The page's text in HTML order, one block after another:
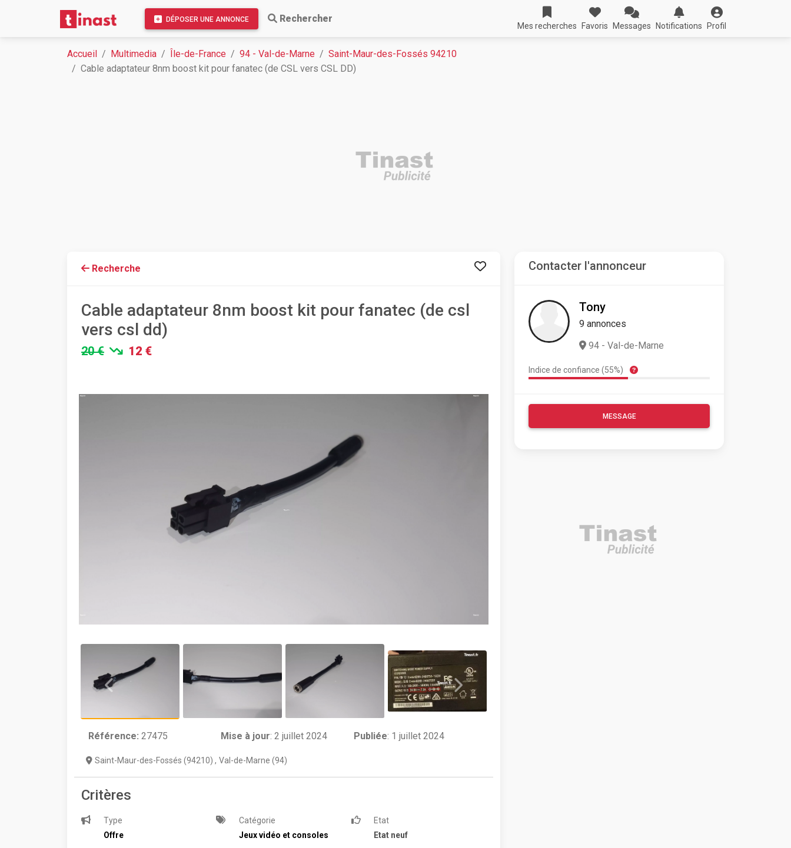
DÉPOSER UNE ANNONCE Rechercher
Mes recherches Favoris Messages Notifications Profil
Accueil Multimedia Île-de-France 94 - Val-de-Marne
Saint-Maur-des-Fossés 94210
Cable adaptateur 8nm boost kit pour fanatec (de CSL vers CSL DD)
Recherche
Cable adaptateur 8nm boost kit pour fanatec (de csl
vers csl dd)
20 € 12 €
Référence: 27475 Mise à jour:2 juillet 2024 Publiée: 1 juillet 2024
Saint-Maur-des-Fossés (94210) , Val-de-Marne (94)
Critères
Type
Offre
Catégorie
Jeux vidéo et consoles
Etat
Etat neuf
Contacter l'annonceur
Tony
9 annonces
94 - Val-de-Marne
Indice de confiance (55%)
MESSAGE